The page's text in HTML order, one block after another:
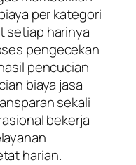
per kategori
setiap harinya
pengecekan
pencucian
biaya jasa
sekali
bekerja
harian.